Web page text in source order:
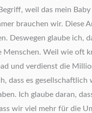
weil das mein
brauchen wir. Diese
Deswegen glaube ich,
Weil wie oft
und verdienst die
dass es
Ich glaube daran,
wir viel mehr für die